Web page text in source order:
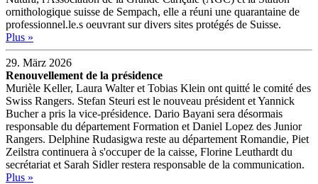
ornithologique suisse de Sempach, elle a réuni une quarantaine de
professionnel.le.s oeuvrant sur divers sites protégés de Suisse.
Plus »
29. März 2026
Renouvellement de la présidence
Murièle Keller, Laura Walter et Tobias Klein ont quitté le comité des
Swiss Rangers. Stefan Steuri est le nouveau président et Yannick
Bucher a pris la vice-présidence. Dario Bayani sera désormais
responsable du département Formation et Daniel Lopez des Junior
Rangers. Delphine Rudasigwa reste au département Romandie, Piet
Zeilstra continuera à s'occuper de la caisse, Florine Leuthardt du
secrétariat et Sarah Sidler restera responsable de la communication.
Plus »